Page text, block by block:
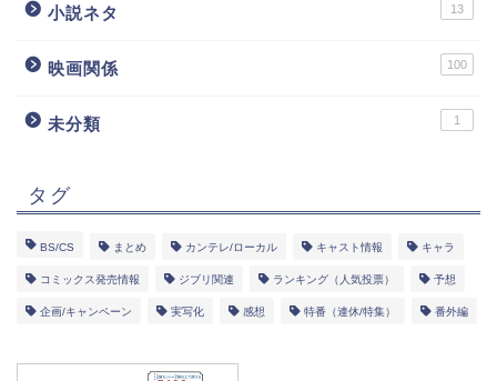
小説ネタ 13
映画関係 100
未分類 1
タグ
BS/CS まとめ カンテレ/ローカル キャスト情報 キャラ
コミックス発売情報 ジブリ関連 ランキング（人気投票） 予想
企画/キャンペーン 実写化 感想 特番（連休/特集） 番外編